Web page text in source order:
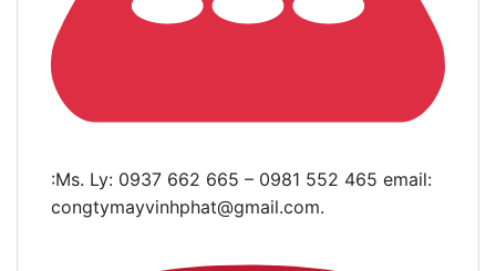
:Ms. Ly: 0937 662 665 – 0981 552 465 email:
congtymayvinhphat@gmail.com.